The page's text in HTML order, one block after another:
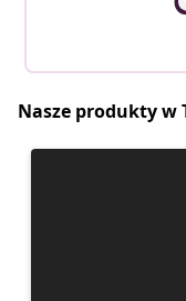
Nasze produkty w